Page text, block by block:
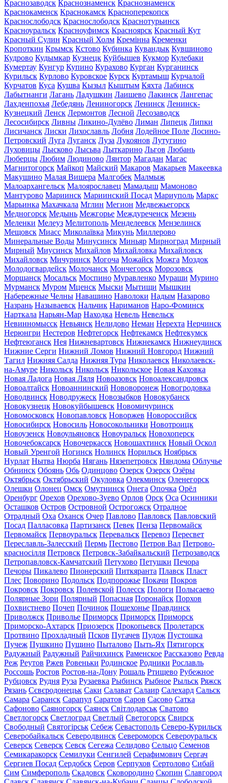
Краснозаводск Краснознаменск Краснознаменск
Краснокаменск Краснокамск Красноперекопск
Краснослободск Краснослободск Краснотурьинск
Красноуральск Красноуфимск Красноярск Красный Кут
Красный Сулин Красный Холм Кремінна Кременки
Кропоткин Крымск Кстово Кубинка Кувандык Кувшиново
Кудрово Кудымкар Кузнецк Куйбышев Кукмор Кулебаки
Кумертау Кунгур Купино Курахово Курган Курганинск
Курильск Курлово Куровское Курск Куртамыш Курчалой
Курчатов Куса Кушва Кызыл Кыштым Кяхта Лабинск
Лабытнанги Лагань Ладушкин Лаишево Лакинск Лангепас
Лахденпохья Лебедянь Лениногорск Ленинск Ленинск-
Кузнецкий Ленск Лермонтов Лесной Лесозаводск
Лесосибирск Ливны Ликино-Дулёво Лиман Липецк Липки
Лисичанск Лиски Лихославль Лобня Лодейное Поле Лосино-
Петровский Луга Луганск Луза Лукоянов Лутугино
Луховицы Лысково Лысьва Лыткарино Льгов Любань
Люберцы Любим Людиново Лянтор Магадан Магас
Магнитогорск Майкоп Майский Макаров Макарьев Макеевка
Макушино Малая Вишера Малгобек Малмыж
Малоархангельск Малоярославец Мамадыш Мамоново
Мантурово Мариинск Мариинский Посад Мариуполь Маркс
Марьинка Махачкала Мглин Мегион Медвежьегорск
Медногорск Медынь Межгорье Междуреченск Мезень
Меленки Мелеуз Мелитополь Менделеевск Мензелинск
Мещовск Миасс Миколаївка Микунь Миллерово
Минеральные Воды Минусинск Миньяр Мирноград Мирный
Мирный Миусинск Михайлов Михайловка Михайловск
Михайловск Мичуринск Могоча Можайск Можга Моздок
Молодогвардейск Молочанск Мончегорск Морозовск
Моршанск Мосальск Моспино Муравленко Мураши Мурино
Мурманск Муром Мценск Мыски Мытищи Мышкин
Набережные Челны Навашино Наволоки Надым Назарово
Назрань Называевск Нальчик Нариманов Наро-Фоминск
Нарткала Нарьян-Мар Находка Невель Невельск
Невинномысск Невьянск Нелидово Неман Нерехта Нерчинск
Нерюнгри Нестеров Нефтегорск Нефтекамск Нефтекумск
Нефтеюганск Нея Нижневартовск Нижнекамск Нижнеудинск
Нижние Серги Нижний Ломов Нижний Новгород Нижний
Тагил Нижняя Салда Нижняя Тура Николаевск Николаевск-
на-Амуре Никольск Никольск Никольское Новая Каховка
Новая Ладога Новая Ляля Новоазовск Новоалександровск
Новоалтайск Новоаннинский Нововоронеж Новогродовка
Новодвинск Новодружеск Новозыбков Новокубанск
Новокузнецк Новокуйбышевск Новомичуринск
Новомосковск Новопавловск Новоржев Новороссийск
Новосибирск Новосиль Новосокольники Новотроицк
Новоузенск Новоульяновск Новоуральск Новохоперск
Новочебоксарск Новочеркасск Новошахтинск Новый Оскол
Новый Уренгой Ногинск Нолинск Норильск Ноябрьск
Нурлат Нытва Нюрба Нягань Нязепетровск Няндома Облучье
Обнинск Обоянь Обь Одинцово Озерск Озерск Озёры
Октябрьск Октябрьский Окуловка Олекминск Оленегорск
Олешки Олонец Омск Омутнинск Онега Опочка Орёл
Оренбург Орехов Орехово-Зуево Орлов Орск Оса Осинники
Осташков Остров Островной Острогожск Отрадное
Отрадный Оха Оханск Очер Павлово Павловск Павловский
Посад Палласовка Партизанск Певек Пенза Первомайск
Первомайск Первоуральск Перевальск Перевоз Пересвет
Переславль-Залесский Пермь Пестово Петров Вал Петрово-
красносілля Петровск Петровск-Забайкальский Петрозаводск
Петропавловск-Камчатский Петухово Петушки Печора
Печоры Пикалево Пионерский Питкяранта Плавск Пласт
Плес Поворино Подольск Подпорожье Покачи Покров
Покровск Покровск Полевской Полесск Пологи Полысаево
Полярные Зори Полярный Попасная Поронайск Порхов
Похвистнево Почеп Починок Пошехонье Правдинск
Приволжск Приволье Приморск Приморск Приморск
Приморско-Ахтарск Приозерск Прокопьевск Пролетарск
Протвино Прохладный Псков Пугачев Пудож Пустошка
Пучеж Пушкино Пущино Пыталово Пыть-Ях Пятигорск
Радужный Радужный Райчихинск Раменское Рассказово Ревда
Реж Реутов Ржев Ровеньки Родинское Родники Рославль
Россошь Ростов Ростов-на-Дону Рошаль Ртищево Рубежное
Рубцовск Рудня Руза Рузаевка Рыбинск Рыбное Рыльск Ряжск
Рязань Сєвєродонецьк Саки Салават Салаир Салехард Сальск
Самара Саранск Сарапул Саратов Саров Сасово Сатка
Сафоново Саяногорск Саянск Світлодарськ Сватово
Светлогорск Светлоград Светлый Светогорск Свирск
Свободный Святогірськ Себеж Севастополь Северо-Курильск
Северобайкальск Северодвинск Североморск Североуральск
Северск Северск Севск Сегежа Селидово Сельцо Семенов
Семикаракорск Семилуки Сенгилей Серафимович Сергач
Сергиев Посад Сердобск Серов Серпухов Сертолово Сибай
Сим Симферополь Скадовск Сковородино Скопин Славгород